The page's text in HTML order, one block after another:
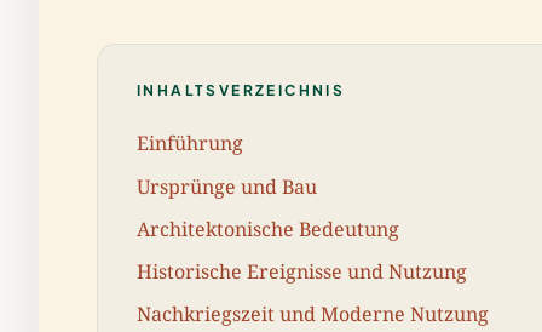
INHALTSVERZEICHNIS
Einführung
Ursprünge und Bau
Architektonische Bedeutung
Historische Ereignisse und Nutzung
Nachkriegszeit und Moderne Nutzung